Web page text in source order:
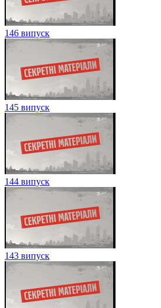
146 випуск
145 випуск
144 випуск
143 випуск